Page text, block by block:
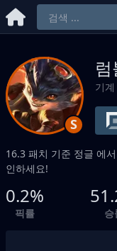
S
기
16.3 패치 기준 정글 에
인하세요!
0.2%
픽률 승